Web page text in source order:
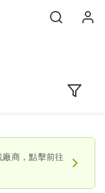
商，點擊前往